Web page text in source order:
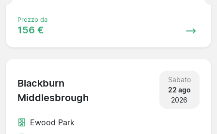
Prezzo da
156 €
Blackburn
Middlesbrough
Sabato
22 ago
2026
Ewood Park